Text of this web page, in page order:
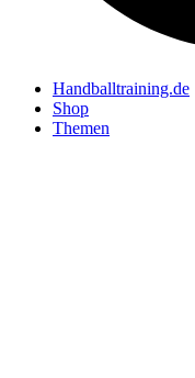
Handballtraining.de
Shop
Themen